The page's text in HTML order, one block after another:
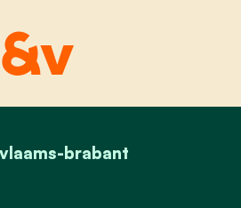
home
vlaams-brabant
provincie vlaams-brabant